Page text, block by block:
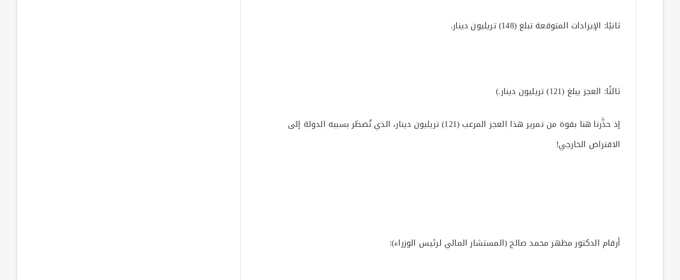
ثانيًا: الإيرادات المتوقعة تبلغ (148) تريليون دينار.
ثالثًا: العجز يبلغ (121) تريليون دينار.)
إذ حذَّرنا هنا بقوة من تمرير هذا العجز المرعب (121) تريليون دينار، الذي تُضطَر بسببه الدولة إلى
الاقتراض الخارجي!
أرقام الدكتور مظهر محمد صالح (المستشار المالي لرئيس الوزراء):